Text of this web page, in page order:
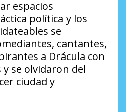
espacios
política y los
se
cantantes,
a Drácula con
se olvidaron del
ciudad y